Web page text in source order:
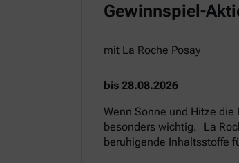
Gewinnspiel-
mit La Roche Posay
bis 28.08.2026
Wenn Sonne und Hitze
besonders wichtig. La
beruhigende Inhaltsstoffe